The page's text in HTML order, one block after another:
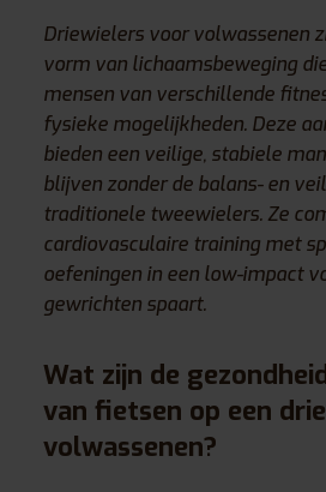
Driewielers voor volwassenen
vorm van lichaamsbeweging
mensen van verschillende
fysieke mogelijkheden. Deze
bieden een veilige, stabiele
blijven zonder de balans- en
traditionele tweewielers. Ze
cardiovasculaire training met
oefeningen in een low-impact
gewrichten spaart.
Wat zijn de
van fietsen op een
volwassenen?